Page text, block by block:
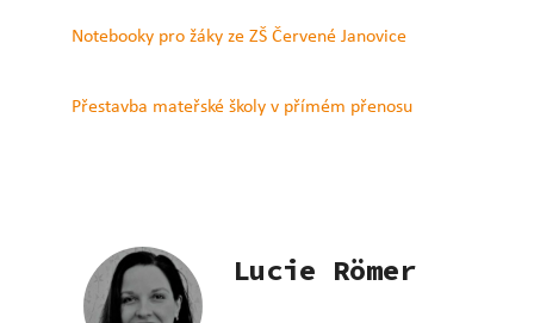
Notebooky pro žáky ze ZŠ Červené Janovice
Přestavba mateřské školy v přímém přenosu
Lucie Römer